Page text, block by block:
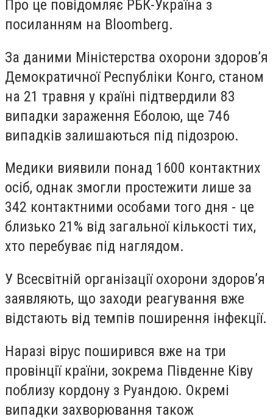
Про це повідомляє РБК-Україна з
посиланням на Bloomberg.
За даними Міністерства охорони здоров’я
Демократичної Республіки Конго, станом
на 21 травня у країні підтвердили 83
випадки зараження Еболою, ще 746
випадків залишаються під підозрою.
Медики виявили понад 1600 контактних
осіб, однак змогли простежити лише за
342 контактними особами того дня - це
близько 21% від загальної кількості тих,
хто перебуває під наглядом.
У Всесвітній організації охорони здоров’я
заявляють, що заходи реагування вже
відстають від темпів поширення інфекції.
Наразі вірус поширився вже на три
провінції країни, зокрема Південне Ківу
поблизу кордону з Руандою. Окремі
випадки захворювання також